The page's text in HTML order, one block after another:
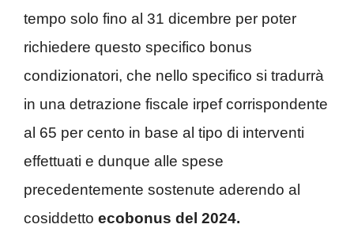
tempo solo fino al 31 dicembre per poter
richiedere questo specifico bonus
condizionatori, che nello specifico si tradurrà
in una detrazione fiscale irpef corrispondente
al 65 per cento in base al tipo di interventi
effettuati e dunque alle spese
precedentemente sostenute aderendo al
cosiddetto ecobonus del 2024.